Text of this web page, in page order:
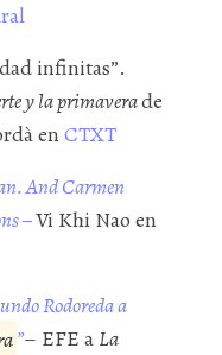
infinitas”.
y la primaverade
en CTXT
And Carmen
–Vi Khi Nao en
Rodoreda a
”– EFE a La